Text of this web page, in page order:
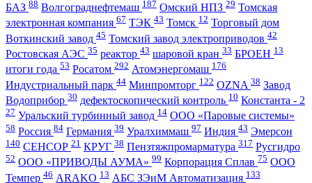
БАЗ 88 Волгограднефтемаш 187 Омский НПЗ 29 Томская
электронная компания 67 ТЭК 43 Томск 12 Торговый дом
Воткинский завод 45 Томский завод электроприводов 42
Ростовская АЭС 35 реактор 43 шаровой кран 33 БРОЕН 13
итоги года 53 Росатом 292 Атомэнергомаш 176
Индустриальный парк 44 Минпромторг 122 OZNA 38 Завод
Водоприбор 30 дефектоскопический контроль 10 Константа - 2
27 Уральский турбинный завод 14 ООО «Паровые системы»
58 Россия 84 Германия 39 Уралхиммаш 97 Индия 43 Эмерсон
140 СЕНСОР 21 КРУГ 38 Пензтяжпромарматура 317 Русгидро
52 ООО «ПРИВОДЫ АУМА» 99 Корпорация Сплав 75 ООО
Темпер 46 ARAKO 13 АБС ЗЭиМ Автоматизация 133